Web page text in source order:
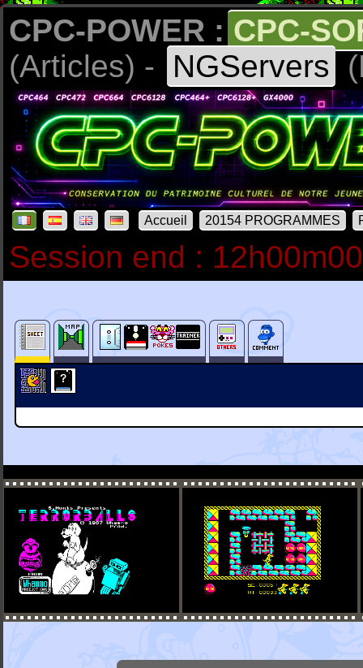
CPC-POWER : CPC-
(Articles) -
NGServers
Accueil 20154 PROGRAMMES
Session end :